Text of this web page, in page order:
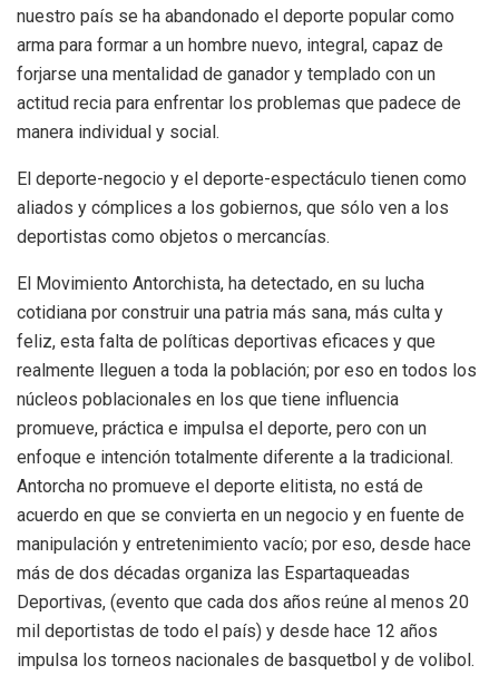
nuestro país se ha abandonado el deporte popular como
arma para formar a un hombre nuevo, integral, capaz de
forjarse una mentalidad de ganador y templado con un
actitud recia para enfrentar los problemas que padece de
manera individual y social.
El deporte-negocio y el deporte-espectáculo tienen como
aliados y cómplices a los gobiernos, que sólo ven a los
deportistas como objetos o mercancías.
El Movimiento Antorchista, ha detectado, en su lucha
cotidiana por construir una patria más sana, más culta y
feliz, esta falta de políticas deportivas eficaces y que
realmente lleguen a toda la población; por eso en todos los
núcleos poblacionales en los que tiene influencia
promueve, práctica e impulsa el deporte, pero con un
enfoque e intención totalmente diferente a la tradicional.
Antorcha no promueve el deporte elitista, no está de
acuerdo en que se convierta en un negocio y en fuente de
manipulación y entretenimiento vacío; por eso, desde hace
más de dos décadas organiza las Espartaqueadas
Deportivas, (evento que cada dos años reúne al menos 20
mil deportistas de todo el país) y desde hace 12 años
impulsa los torneos nacionales de basquetbol y de volibol.